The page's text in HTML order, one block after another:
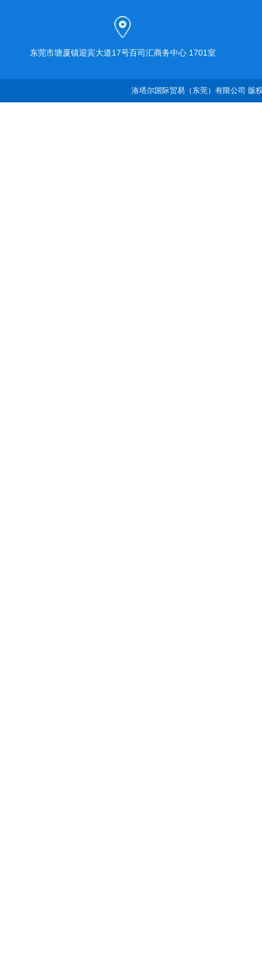
东莞市塘厦镇迎宾大道17号百司汇商务中心 1701室
洛塔尔国际贸易（东莞）有限公司 版